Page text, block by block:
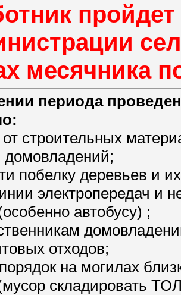
месячника
периода
строительных
домовладений;
побелку деревьев и
электропередач и
автобусу) ;
отходов;
на могилах